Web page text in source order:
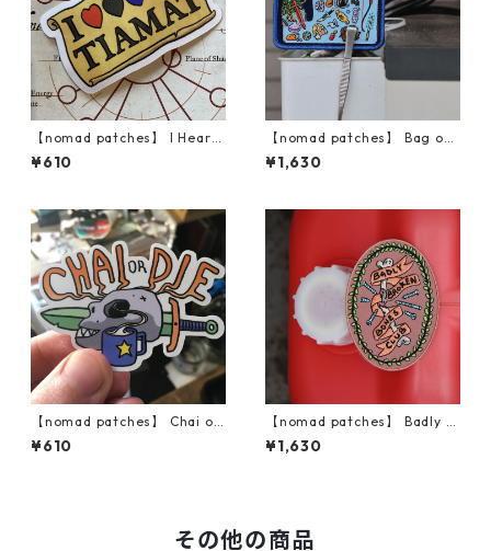
【nomad patches】 I Heart
Tiamat Vinyl Sticker
¥610
【nomad patches】 Bag of
Holding Patch
¥1,630
【nomad patches】 Chai or
Die Vinyl Sticker
¥610
【nomad patches】 Badly B
roken Bones Club Patch
¥1,630
その他の商品